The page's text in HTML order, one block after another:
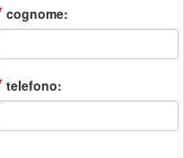
cognome:
telefono: